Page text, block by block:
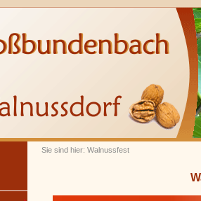
Sie sind hier: Walnussfest